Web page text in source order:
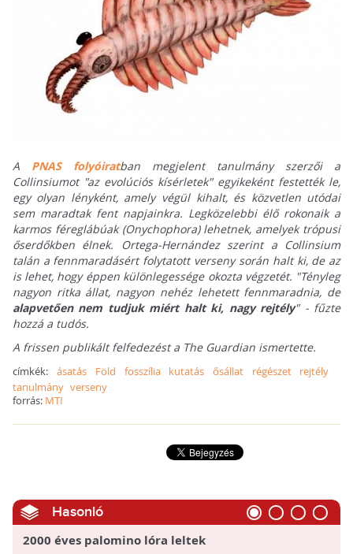
A PNAS folyóiratban megjelent tanulmány szerzői a
Collinsiumot "az evolúciós kísérletek" egyikeként festették le,
egy olyan lényként, amely végül kihalt, és közvetlen utódai
sem maradtak fent napjainkra. Legközelebbi élő rokonaik a
karmos féreglábúak (Onychophora) lehetnek, amelyek trópusi
őserdőkben élnek. Ortega-Hernández szerint a Collinsium
talán a fennmaradásért folytatott verseny során halt ki, de az
is lehet, hogy éppen különlegessége okozta végzetét. "Tényleg
nagyon ritka állat, nagyon nehéz lehetett fennmaradnia, de
alapvetően nem tudjuk miért halt ki, nagy rejtély" - fűzte
hozzá a tudós.
A frissen publikált felfedezést a The Guardian ismertette.
címkék:ásatás Föld fosszília kutatás ősállat régészet
rejtély
tanulmány verseny
forrás: MTI
Hasonló
2000 éves palomino lóra leltek